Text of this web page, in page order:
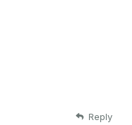
Reply